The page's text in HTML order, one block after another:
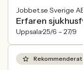
Jobbet.se Sverige
Erfaren
Uppsala25/6 – 27/9
Rekommenderat